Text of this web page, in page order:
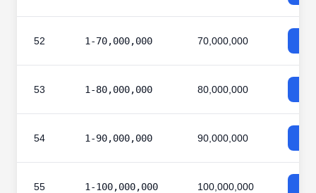
52 1-70,000,000 70,000,000
53 1-80,000,000 80,000,000
54 1-90,000,000 90,000,000
55 1-100,000,000 100,000,000